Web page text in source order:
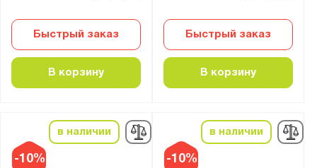
Быстрый заказ
В корзину
Быстрый заказ
В корзину
-10%
в наличии
-10%
в наличии